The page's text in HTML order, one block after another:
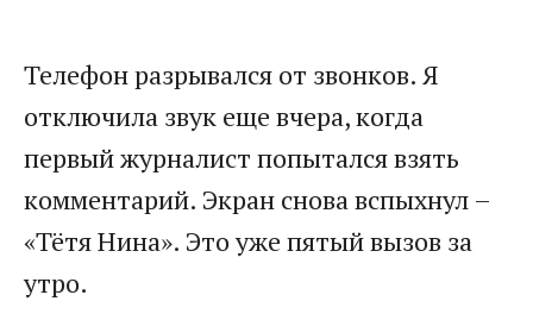
Телефон разрывался от звонков. Я
отключила звук еще вчера, когда
первый журналист попытался взять
комментарий. Экран снова вспыхнул –
«Тётя Нина». Это уже пятый вызов за
утро.